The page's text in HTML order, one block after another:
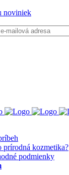
noviniek
prírodná kozmetika?
podmienky